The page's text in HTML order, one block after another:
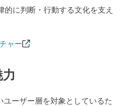
的に判断・行動する文化を支え
ャー
ユーザー層を対象としているた